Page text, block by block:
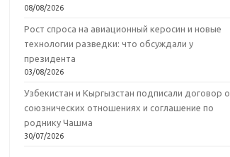
08/08/2026
Рост спроса на авиационный керосин и новые
технологии разведки: что обсуждали у
президента
03/08/2026
Узбекистан и Кыргызстан подписали договор о
союзнических отношениях и соглашение по
роднику Чашма
30/07/2026